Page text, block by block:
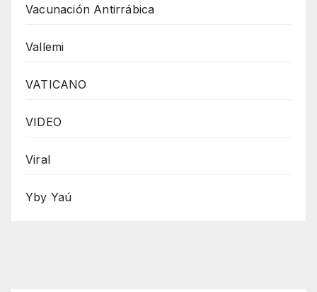
Vacunación Antirrábica
Vallemi
VATICANO
VIDEO
Viral
Yby Yaú